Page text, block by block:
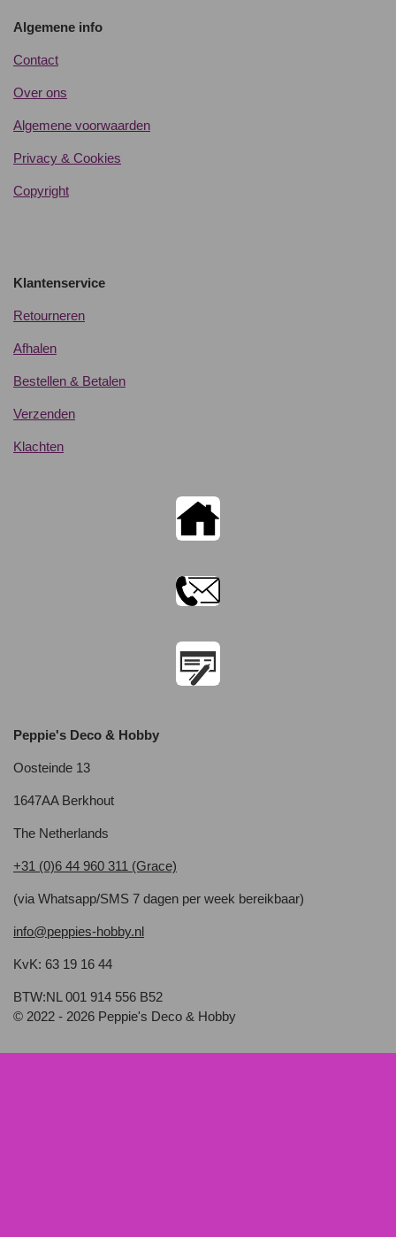
Algemene info
Contact
Over ons
Algemene voorwaarden
Privacy & Cookies
Copyright
Klantenservice
Retourneren
Afhalen
Bestellen & Betalen
Verzenden
Klachten
Peppie's Deco & Hobby
Oosteinde 13
1647AA Berkhout
The Netherlands
+31 (0)6 44 960 311 (Grace)
(via Whatsapp/SMS 7 dagen per week bereikbaar)
info@peppies-hobby.nl
KvK: 63 19 16 44
BTW:NL 001 914 556 B52
© 2022 - 2026 Peppie's Deco & Hobby